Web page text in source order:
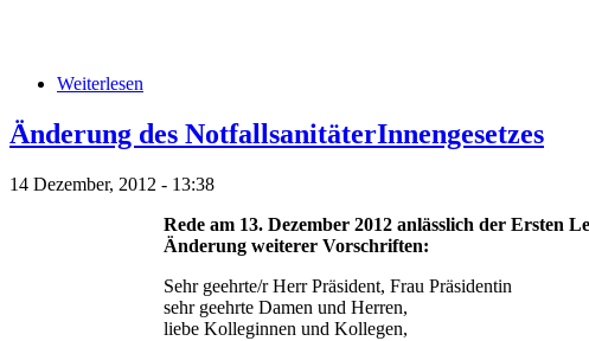
Weiterlesen
Änderung des NotfallsanitäterInnengesetzes
14 Dezember, 2012 - 13:38
Rede am 13. Dezember 2012 anlässlich der Ersten
Änderung weiterer Vorschriften:
Sehr geehrte/r Herr Präsident, Frau Präsidentin
sehr geehrte Damen und Herren,
liebe Kolleginnen und Kollegen,